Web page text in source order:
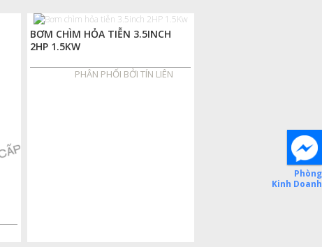
BƠM CHÌM HỎA TIỄN 3.5INCH
2HP 1.5KW
PHÂN PHỐI BỞI TÍN LIÊN